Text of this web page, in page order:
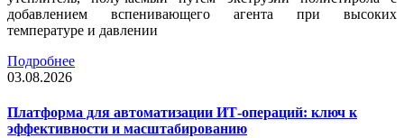
добавлением вспенивающего агента при высоких
температуре и давлении
Подробнее
03.08.2026
Платформа для автоматизации ИТ-операций: ключ к
эффективности и масштабированию